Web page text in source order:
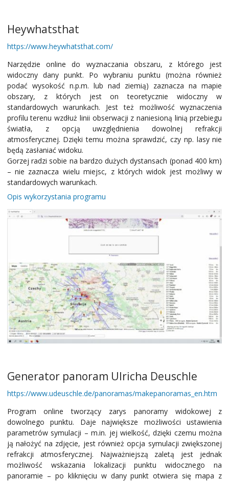
Heywhatsthat
https://www.heywhatsthat.com/
Narzędzie online do wyznaczania obszaru, z którego jest
widoczny dany punkt. Po wybraniu punktu (można również
podać wysokość n.p.m. lub nad ziemią) zaznacza na mapie
obszary, z których jest on teoretycznie widoczny w
standardowych warunkach. Jest też możliwość wyznaczenia
profilu terenu wzdłuż linii obserwacji z naniesioną linią przebiegu
światła, z opcją uwzględnienia dowolnej refrakcji
atmosferycznej. Dzięki temu można sprawdzić, czy np. lasy nie
będą zasłaniać widoku.
Gorzej radzi sobie na bardzo dużych dystansach (ponad 400 km)
– nie zaznacza wielu miejsc, z których widok jest możliwy w
standardowych warunkach.
Opis wykorzystania programu
Generator panoram Ulricha Deuschle
https://www.udeuschle.de/panoramas/makepanoramas_en.htm
Program online tworzący zarys panoramy widokowej z
dowolnego punktu. Daje największe możliwości ustawienia
parametrów symulacji – m.in. jej wielkość, dzięki czemu można
ją nałożyć na zdjęcie, jest również opcja symulacji zwiększonej
refrakcji atmosferycznej. Najważniejszą zaletą jest jednak
możliwość wskazania lokalizacji punktu widocznego na
panoramie – po kliknięciu w dany punkt otwiera się mapa z